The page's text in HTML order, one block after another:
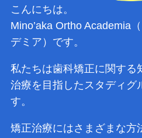
こんにちは。
Mino’aka Ortho Academia
デミア）です。
私たちは歯科矯正に関する
治療を目指したスタディグ
す。
矯正治療にはさまざまな方